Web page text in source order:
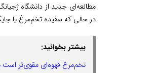
مطالعه‌ای جدید از دانشگاه
در حالی که سفیده تخم‌مرغ یا
بیشتر بخوانید:
تخم‌مرغ قهوه‌ای مقوی‌تر است